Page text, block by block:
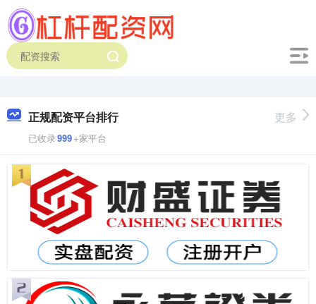
正规配资平台排行
已收录999+家平台
更多